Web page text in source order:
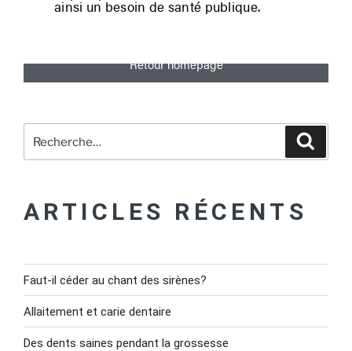
ainsi un besoin de santé publique.
Retour homepage
ARTICLES RÉCENTS
Faut-il céder au chant des sirènes?
Allaitement et carie dentaire
Des dents saines pendant la grossesse